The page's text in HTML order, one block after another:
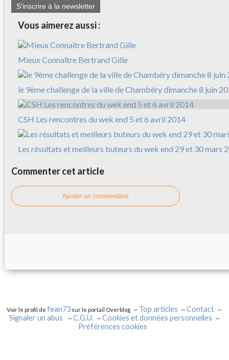
S'inscrire à la newsletter
Vous aimerez aussi :
Mieux Connaître Bertrand Gille
le 9ème challenge de la ville de Chambéry dimanche 8 juin
CSH Les rencontres du wek end 5 et 6 avril 2014
Les résultats et meilleurs buteurs du wek end 29 et 30 mars
Commenter cet article
Ajouter un commentaire
Voir le profil defean73 sur le portail Overblog Top articles
Contact
Signaler un abus
C.G.U.
Cookies et données personnelles
Préférences cookies